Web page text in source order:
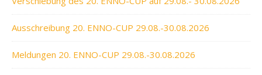
Ausschreibung 20. ENNO-CUP 29.08.-30.08.2026
Meldungen 20. ENNO-CUP 29.08.-30.08.2026